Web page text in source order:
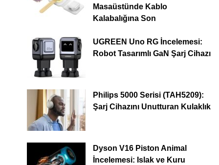
Masaüstünde Kablo
Kalabalığına Son
UGREEN Uno RG İncelemesi:
Robot Tasarımlı GaN Şarj Cihazı
Philips 5000 Serisi (TAH5209):
Şarj Cihazını Unutturan Kulaklık
Dyson V16 Piston Animal
İncelemesi: Islak ve Kuru